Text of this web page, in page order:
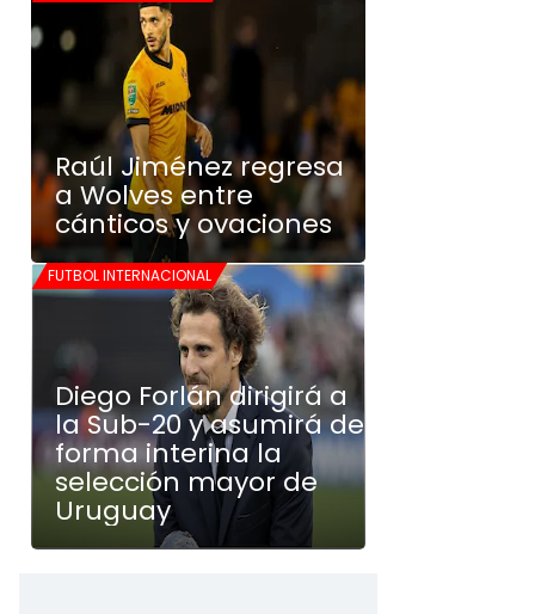
Raúl Jiménez regresa
a Wolves entre
cánticos y ovaciones
FUTBOL INTERNACIONAL
Diego Forlán dirigirá a
la Sub-20 y asumirá de
forma interina la
selección mayor de
Uruguay